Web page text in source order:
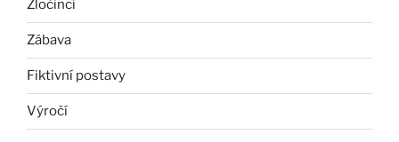
Zločinci
Zábava
Fiktivní postavy
Výročí